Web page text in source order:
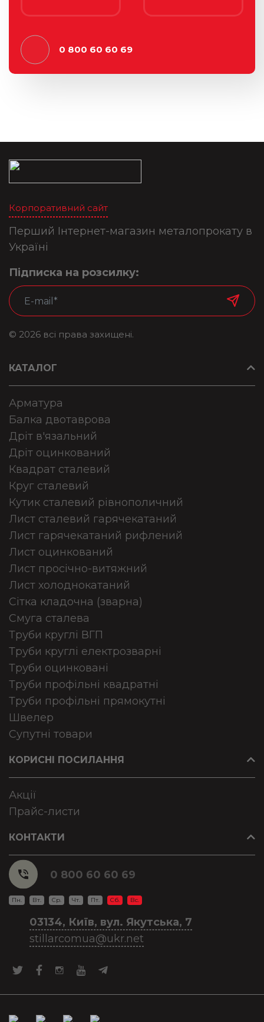
0 800 60 60 69
Корпоративний сайт
Перший Інтернет-магазин металопрокату в
Україні
Підписка на розсилку:
© 2026 всі права захищені.
КАТАЛОГ
Арматура
Балка двотаврова
Дріт в'язальний
Дріт оцинкований
Квадрат сталевий
Круг сталевий
Кутик сталевий рівнополичний
Лист сталевий гарячекатаний
Лист гарячекатаний рифлений
Лист оцинкований
Лист просічно-витяжний
Лист холоднокатаний
Сітка кладочна (зварна)
Смуга сталева
Труби круглі ВГП
Труби круглі електрозварні
Труби оцинковані
Труби профільні квадратні
Труби профільні прямокутні
Швелер
Супутні товари
КОРИСНІ ПОСИЛАННЯ
Акції
Прайс-листи
КОНТАКТИ
0 800 60 60 69
Пн. Вт. Ср. Чт. Пт. Сб. Вс.
03134, Київ, вул. Якутська, 7
stillarcomua@ukr.net